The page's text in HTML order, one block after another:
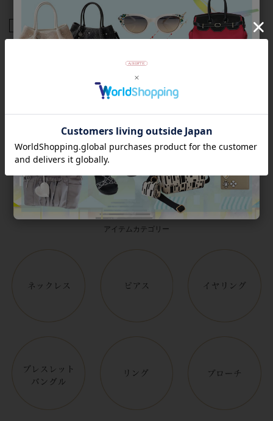
商品番号 2225048
Category
アイテムカテゴリー